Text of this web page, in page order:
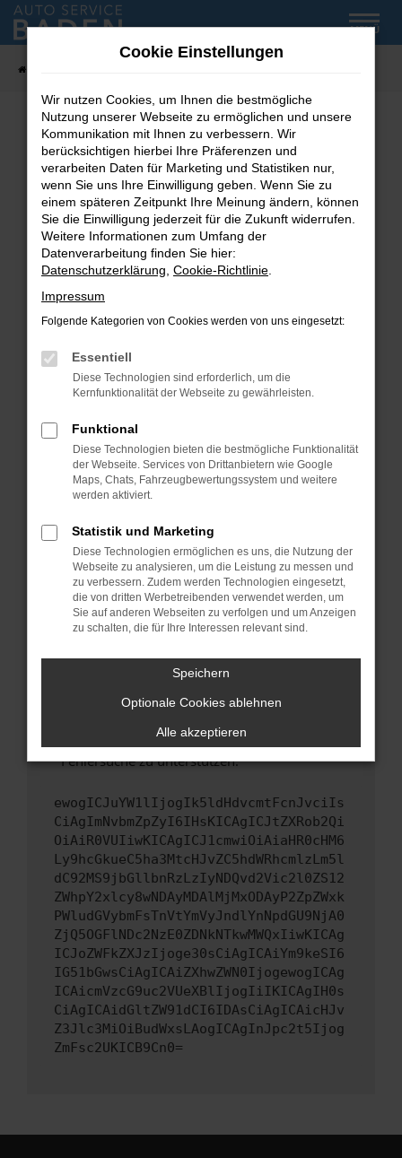
Zum
Hauptinhalt
MENÜ
Fehler: Network Error
Beim Laden ist ein Fehler aufgetreten.
Hier sind ein paar Tipps, die dir helfen können:
Überprüfe deine Firewall und deine
Internetverbindung.
Laden andere Webseiten, zum Beispiel deine
Suchmaschine?
Prüfe deine Browsererweiterungen.
können das Laden bestimmter Seiten
verhindern. Funktioniert die Seite in einem
Fenster?
Starte dein Gerät neu.
Das kann manchmal helfen, vorübergehende
Probleme zu beheben.
Betriebssystem auf dem neuesten Stand
sind.
Veraltete Software birgt nicht nur ein
Sicherheitsrisiko, sondern kann auch dazu
führen, dass bestimmte Funktionen nicht mehr
unterstützt werden.
Wende dich an den Webseitenbetreiber.
Wenn du alle oben genannten Schritte versucht
hast, kontaktiere uns bitte. Wir werden
uns diesen Text schicken, um uns bei der
Fehlersuche zu unterstützen:
ewogICJuYW1lIjogIk5ldHdvcmtFcnJvciIs
CiAgImNvbmZpZyI6IHsKICAgICJtZXRob2Qi
OiAiR0VUIiwKICAgICJ1cmwiOiAiaHR0cHM6
Ly9hcGkueC5ha3MtcHJvZC5hdWRhcmlzLm5l
dC92MS9jbGllbnRzLzIyNDQvd2Vic2l0ZS12
ZWhpY2xlcy8wNDAyMDAlMjMxODAyP2ZpZWxk
PWludGVybmFsTnVtYmVyJndlYnNpdGU9NjA0
ZjQ5OGFlNDc2NzE0ZDNkNTkwMWQxIiwKICAg
ICJoZWFkZXJzIjoge30sCiAgICAiYm9keSI6
IG51bGwsCiAgICAiZXhwZWN0IjogewogICAg
ICAicmVzcG9uc2VUeXBlIjogIiIKICAgIH0s
CiAgICAidGltZW91dCI6IDAsCiAgICAicHJv
Z3Jlc3MiOiBudWxsLAogICAgInJpc2t5Ijog
ZmFsc2UKICB9Cn0=
Cookie Einstellungen
Wir nutzen Cookies, um Ihnen die bestmögliche
Nutzung unserer Webseite zu ermöglichen und unsere
Kommunikation mit Ihnen zu verbessern. Wir
berücksichtigen hierbei Ihre Präferenzen und
verarbeiten Daten für Marketing und Statistiken nur,
wenn Sie uns Ihre Einwilligung geben. Wenn Sie zu
einem späteren Zeitpunkt Ihre Meinung ändern, können
Sie die Einwilligung jederzeit für die Zukunft widerrufen.
Weitere Informationen zum Umfang der
Datenverarbeitung finden Sie hier:
Datenschutzerklärung Cookie-Richtlinie
Impressum
Folgende Kategorien von Cookies werden von uns eingesetzt:
Essentiell
Diese Technologien sind erforderlich, um die
Kernfunktionalität der Webseite zu gewährleisten.
Funktional
Diese Technologien bieten die bestmögliche Funktionalität
der Webseite. Services von Drittanbietern wie Google
Maps, Chats, Fahrzeugbewertungssystem und weitere
werden aktiviert.
Statistik und Marketing
Diese Technologien ermöglichen es uns, die Nutzung der
Webseite zu analysieren, um die Leistung zu messen und
zu verbessern. Zudem werden Technologien eingesetzt,
die von dritten Werbetreibenden verwendet werden, um
Sie auf anderen Webseiten zu verfolgen und um Anzeigen
zu schalten, die für Ihre Interessen relevant sind.
Speichern
Optionale Cookies ablehnen
Alle akzeptieren